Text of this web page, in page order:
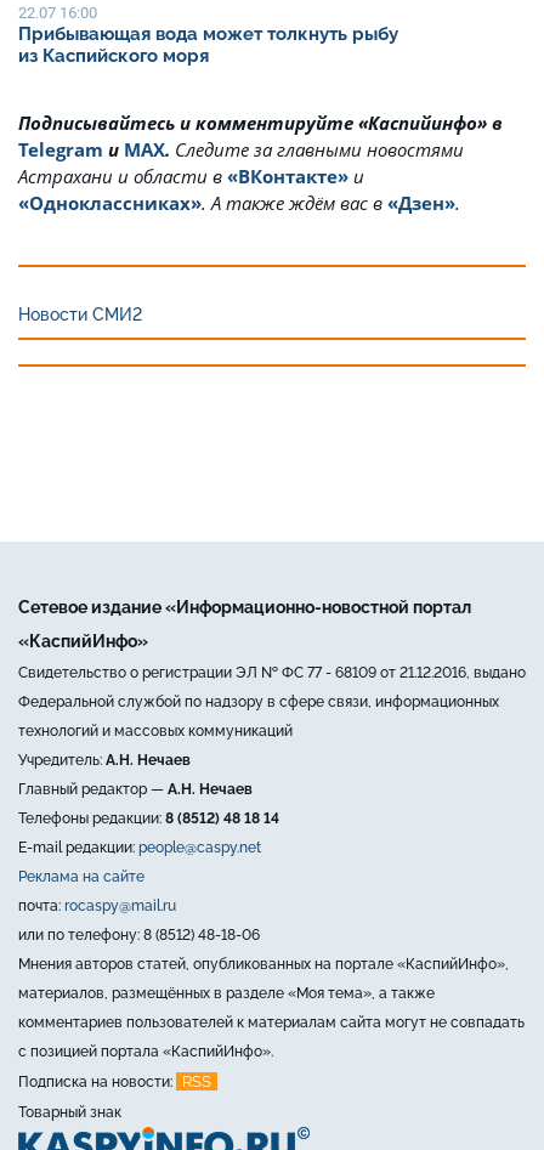
22.07 16:00
Прибывающая вода может толкнуть рыбу
из Каспийского моря
Подписывайтесь и комментируйте «Каспийинфо» в
Telegram и MAX. Cледите за главными новостями
Астрахани и области в «ВКонтакте» и
«Одноклассниках». А также ждём вас в «Дзен».
Новости СМИ2
Сетевое издание «Информационно-новостной портал
«КаспийИнфо»
Свидетельство о регистрации ЭЛ № ФС 77 - 68109 от 21.12.2016, выдано
Федеральной службой по надзору в сфере связи, информационных
технологий и массовых коммуникаций
Учредитель: А.Н. Нечаев
Главный редактор — А.Н. Нечаев
Телефоны редакции: 8 (8512) 48 18 14
E-mail редакции: people@caspy.net
Реклама на сайте
почта: rocaspy@mail.ru
или по телефону: 8 (8512) 48-18-06
Мнения авторов статей, опубликованных на портале «КаспийИнфо»,
материалов, размещённых в разделе «Моя тема», а также
комментариев пользователей к материалам сайта могут не совпадать
с позицией портала «КаспийИнфо».
Подписка на новости:
RSS
Товарный знак